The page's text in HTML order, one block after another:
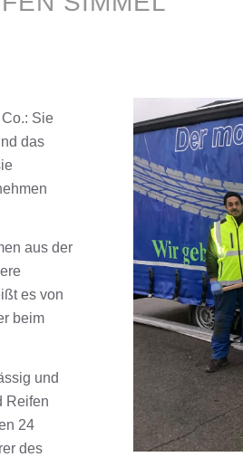
Sie
das
aus der
es von
beim
und
Reifen
24
des